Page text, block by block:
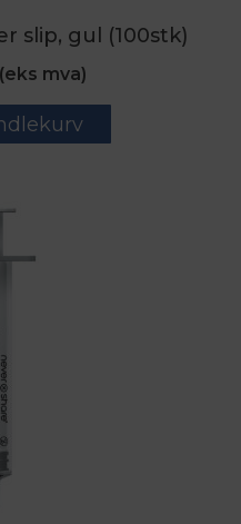
slip, gul (100stk)
(eks mva)